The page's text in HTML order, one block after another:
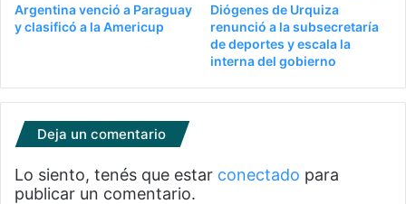
Argentina venció a Paraguay
y clasificó a la Americup
Diógenes de Urquiza
renunció a la subsecretaría
de deportes y escala la
interna del gobierno
Deja un comentario
Lo siento, tenés que estar conectado para
publicar un comentario.